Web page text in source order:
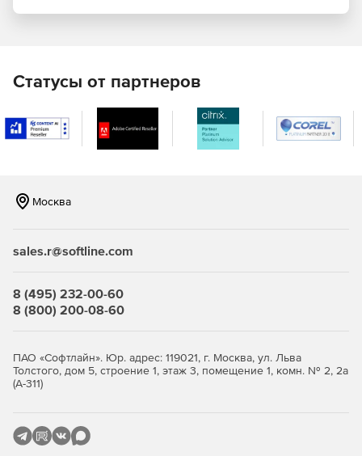
Статусы от партнеров
Москва
sales.r@softline.com
8 (495) 232-00-60
8 (800) 200-08-60
ПАО «Софтлайн». Юр. адрес: 119021, г. Москва, ул. Льва
Толстого, дом 5, строение 1, этаж 3, помещение 1, комн. № 2, 2а
(А-311)